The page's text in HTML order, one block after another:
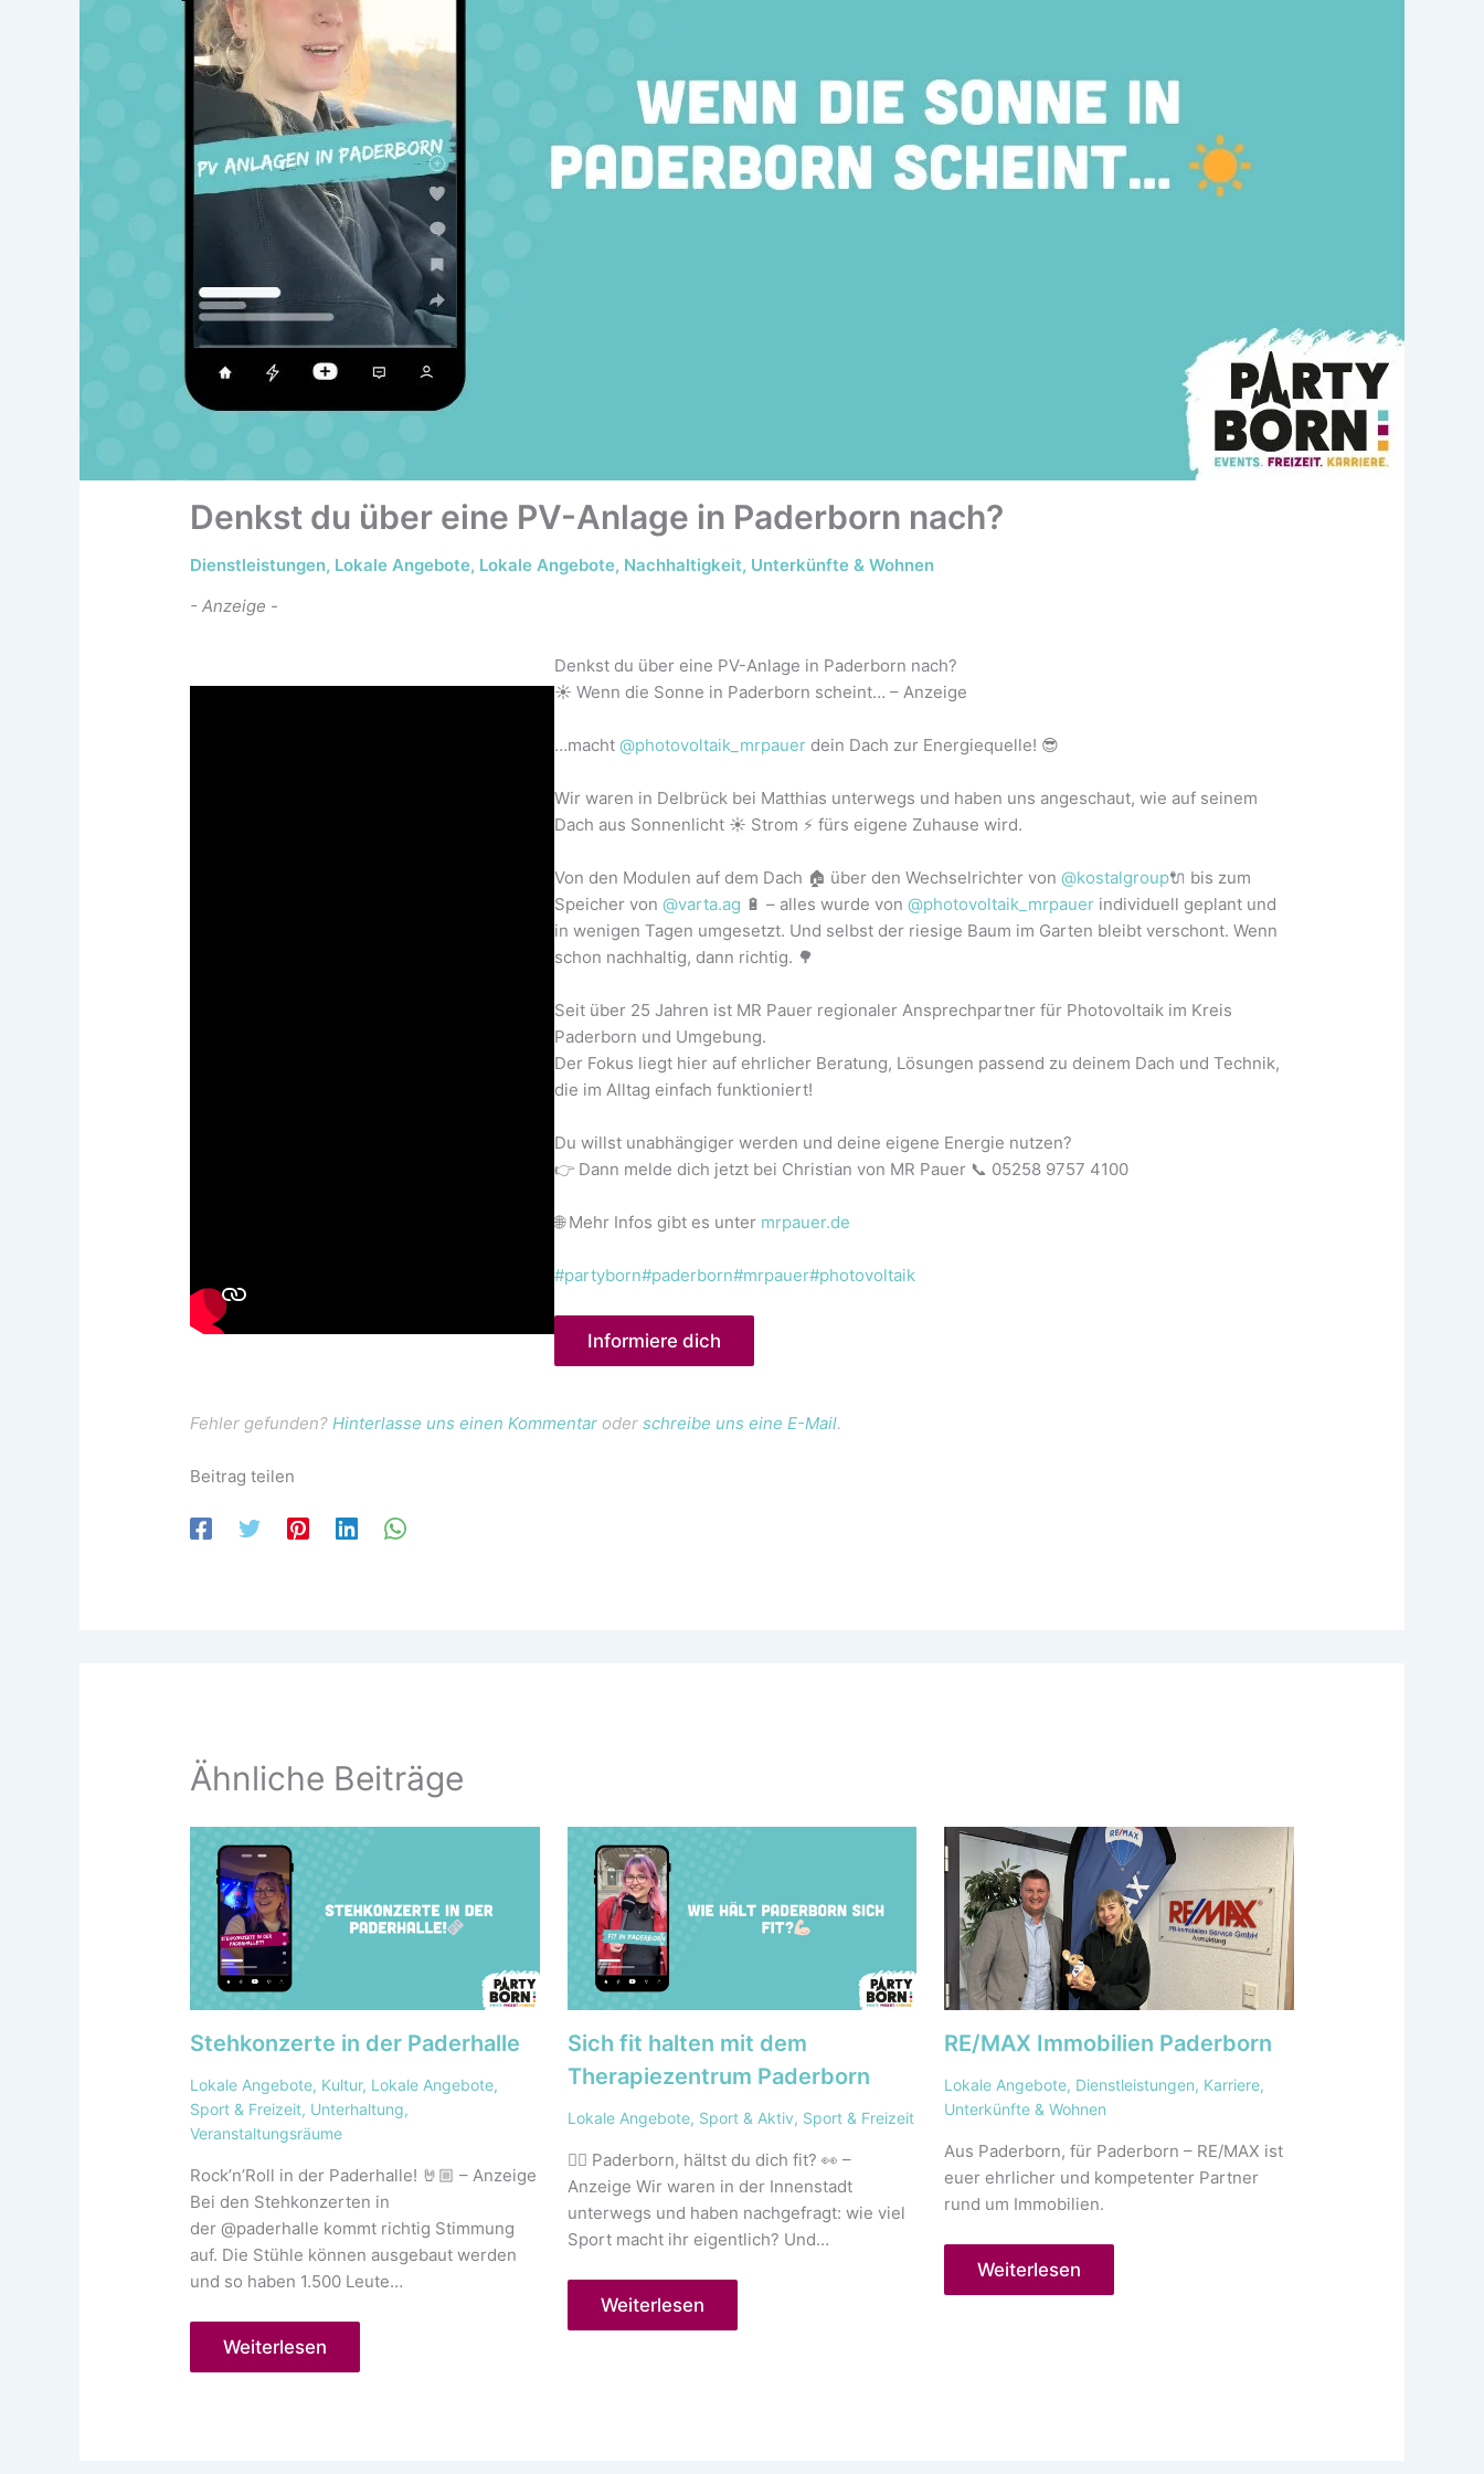
Denkst du über eine PV-Anlage in Paderborn nach?
Dienstleistungen, Lokale Angebote, Lokale Angebote, Nachhaltigkeit, Unterkünfte & Wohnen
- Anzeige -
Denkst du über eine PV-Anlage in Paderborn nach?
☀️ Wenn die Sonne in Paderborn scheint… – Anzeige
…macht@photovoltaik_mrpauer dein Dach zur Energiequelle! 😎
Wir waren in Delbrück bei Matthias unterwegs und haben uns angeschaut, wie auf seinem
Dach aus Sonnenlicht ☀️ Strom ⚡ fürs eigene Zuhause wird.
Von den Modulen auf dem Dach 🏠 über den Wechselrichter von@kostalgroup🔌 bis zum
Speicher von@varta.ag 🔋 – alles wurde von@photovoltaik_mrpauer individuell geplant und
in wenigen Tagen umgesetzt. Und selbst der riesige Baum im Garten bleibt verschont. Wenn
schon nachhaltig, dann richtig. 🌳
Seit über 25 Jahren ist MR Pauer regionaler Ansprechpartner für Photovoltaik im Kreis
Paderborn und Umgebung.
Der Fokus liegt hier auf ehrlicher Beratung, Lösungen passend zu deinem Dach und Technik,
die im Alltag einfach funktioniert!
Du willst unabhängiger werden und deine eigene Energie nutzen?
👉 Dann melde dich jetzt bei Christian von MR Pauer 📞 05258 9757 4100
🌐 Mehr Infos gibt es unter mrpauer.de
#partyborn#paderborn#mrpauer#photovoltaik
Informiere dich
Fehler gefunden?Hinterlasse uns einen Kommentar oderschreibe uns eine E-Mail.
Beitrag teilen
Ähnliche Beiträge
Stehkonzerte in der Paderhalle
Lokale Angebote, Kultur, Lokale Angebote,
Sport & Freizeit, Unterhaltung,
Veranstaltungsräume
Rock’n’Roll in der Paderhalle! 🤘🏼 – Anzeige
Bei den Stehkonzerten in
der @paderhalle kommt richtig Stimmung
auf. Die Stühle können ausgebaut werden
und so haben 1.500 Leute…
Weiterlesen
Sich fit halten mit dem
Therapiezentrum Paderborn
Lokale Angebote, Sport & Aktiv, Sport & Freizeit
🏃‍♂️ Paderborn, hältst du dich fit? 👀 –
Anzeige Wir waren in der Innenstadt
unterwegs und haben nachgefragt: wie viel
Sport macht ihr eigentlich? Und…
Weiterlesen
RE/MAX Immobilien Paderborn
Lokale Angebote, Dienstleistungen, Karriere,
Unterkünfte & Wohnen
Aus Paderborn, für Paderborn – RE/MAX ist
euer ehrlicher und kompetenter Partner
rund um Immobilien.
Weiterlesen